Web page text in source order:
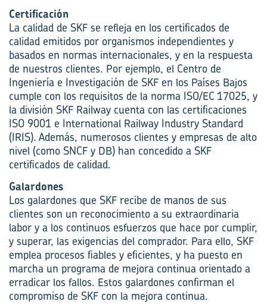
Certificación
La calidad de SKF se refleja en los certificados de
calidad emitidos por organismos independientes y
basados en normas internacionales, y en la respuesta
de nuestros clientes. Por ejemplo, el Centro de
Ingeniería e Investigación de SKF en los Países Bajos
cumple con los requisitos de la norma ISO/EC 17025, y
la división SKF Railway cuenta con las certificaciones
ISO 9001 e International Railway Industry Standard
(IRIS). Además, numerosos clientes y empresas de alto
nivel (como SNCF y DB) han concedido a SKF
certificados de calidad.
Galardones
Los galardones que SKF recibe de manos de sus
clientes son un reconocimiento a su extraordinaria
labor y a los continuos esfuerzos que hace por cumplir,
y superar, las exigencias del comprador. Para ello, SKF
emplea procesos fiables y eficientes, y ha puesto en
marcha un programa de mejora continua orientado a
erradicar los fallos. Estos galardones confirman el
compromiso de SKF con la mejora continua.